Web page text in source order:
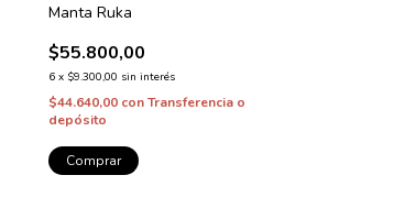
Manta Ruka
$55.800,00
6 x $9.300,00 sin interés
$44.640,00 con Transferencia o
depósito
Comprar